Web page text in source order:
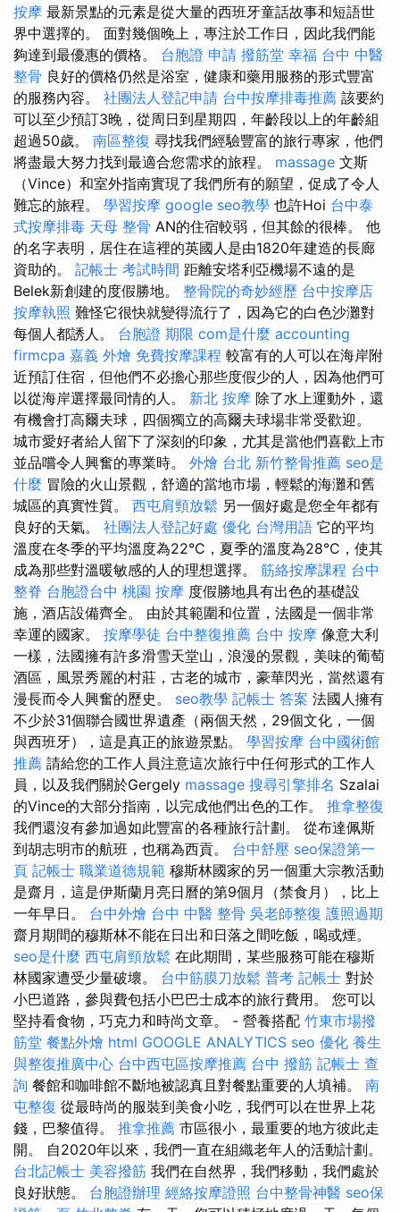
按摩 最新景點的元素是從大量的西班牙童話故事和短語世
界中選擇的。 面對幾個晚上，專注於工作日，因此我們能
夠達到最優惠的價格。 台胞證 申請 撥筋堂 幸福 台中 中醫
整骨 良好的價格仍然是浴室，健康和藥用服務的形式豐富
的服務內容。 社團法人登記申請 台中按摩排毒推薦 該要約
可以至少預訂3晚，從周日到星期四，年齡段以上的年齡組
超過50歲。 南區整復 尋找我們經驗豐富的旅行專家，他們
將盡最大努力找到最適合您需求的旅程。 massage 文斯
（Vince）和室外指南實現了我們所有的願望，促成了令人
難忘的旅程。 學習按摩 google seo教學 也許Hoi 台中泰
式按摩排毒 天母 整骨 AN的住宿較弱，但其餘的很棒。 他
的名字表明，居住在這裡的英國人是由1820年建造的長廊
資助的。 記帳士 考試時間 距離安塔利亞機場不遠的是
Belek新創建的度假勝地。 整骨院的奇妙經歷 台中按摩店
按摩執照 難怪它很快就變得流行了，因為它的白色沙灘對
每個人都誘人。 台胞證 期限 com是什麼 accounting
firmcpa 嘉義 外燴 免費按摩課程 較富有的人可以在海岸附
近預訂住宿，但他們不必擔心那些度假少的人，因為他們可
以從海岸選擇最同情的人。 新北 按摩 除了水上運動外，還
有機會打高爾夫球，四個獨立的高爾夫球場非常受歡迎。
城市愛好者給人留下了深刻的印象，尤其是當他們喜歡上市
並品嚐令人興奮的專業時。 外燴 台北 新竹整骨推薦 seo是
什麼 冒險的火山景觀，舒適的當地市場，輕鬆的海灘和舊
城區的真實性質。 西屯肩頸放鬆 另一個好處是您全年都有
良好的天氣。 社團法人登記好處 優化 台灣用語 它的平均
溫度在冬季的平均溫度為22°C，夏季的溫度為28°C，使其
成為那些對溫暖敏感的人的理想選擇。 筋絡按摩課程 台中
整脊 台胞證台中 桃園 按摩 度假勝地具有出色的基礎設
施，酒店設備齊全。 由於其範圍和位置，法國是一個非常
幸運的國家。 按摩學徒 台中整復推薦 台中 按摩 像意大利
一樣，法國擁有許多滑雪天堂山，浪漫的景觀，美味的葡萄
酒區，風景秀麗的村莊，古老的城市，豪華閃光，當然還有
漫長而令人興奮的歷史。 seo教學 記帳士 答案 法國人擁有
不少於31個聯合國世界遺產（兩個天然，29個文化，一個
與西班牙），這是真正的旅遊景點。 學習按摩 台中國術館
推薦 請給您的工作人員注意這次旅行中任何形式的工作人
員，以及我們關於Gergely massage 搜尋引擎排名 Szalai
的Vince的大部分指南，以完成他們出色的工作。 推拿整復
我們還沒有參加過如此豐富的各種旅行計劃。 從布達佩斯
到胡志明市的航班，也稱為西貢。 台中舒壓 seo保證第一
頁 記帳士 職業道德規範 穆斯林國家的另一個重大宗教活動
是齋月，這是伊斯蘭月亮日曆的第9個月（禁食月），比上
一年早日。 台中外燴 台中 中醫 整骨 吳老師整復 護照過期
齋月期間的穆斯林不能在日出和日落之間吃飯，喝或煙。
seo是什麼 西屯肩頸放鬆 在此期間，某些服務可能在穆斯
林國家遭受少量破壞。 台中筋膜刀放鬆 普考 記帳士 對於
小巴道路，參與費包括小巴巴士成本的旅行費用。 您可以
堅持看食物，巧克力和時尚文章。 - 營養搭配 竹東市場撥
筋堂 餐點外燴 html GOOGLE ANALYTICS seo 優化 養生
與整復推廣中心 台中西屯區按摩推薦 台中 撥筋 記帳士 查
詢 餐館和咖啡館不斷地被認真且對餐點重要的人填補。 南
屯整復 從最時尚的服裝到美食小吃，我們可以在世界上花
錢，巴黎值得。 推拿推薦 市區很小，最重要的地方彼此走
開。 自2020年以來，我們一直在組織老年人的活動計劃。
台北記帳士 美容撥筋 我們在自然界，我們移動，我們處於
良好狀態。 台胞證辦理 經絡按摩證照 台中整骨神醫 seo保